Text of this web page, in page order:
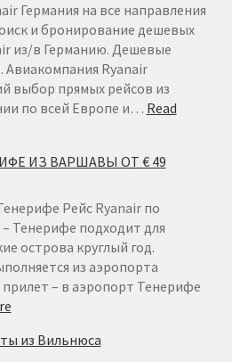
Германия на все направления
и бронирование дешевых
из/в Германию. Дешевые
Авиакомпания Ryanair
выбор прямых рейсов из
по всей Европе и… Read
ИЗ ВАРШАВЫ ОТ € 49
Рейс Ryanair по
Тенерифе подходит для
острова круглый год.
из аэропорта
– в аэропорт Тенерифе
:
НАиз Вильнюса